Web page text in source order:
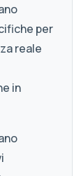
per
reale
in